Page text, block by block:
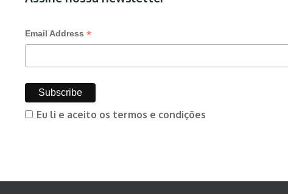
Email Address *
Eu li e aceito os termos e condições